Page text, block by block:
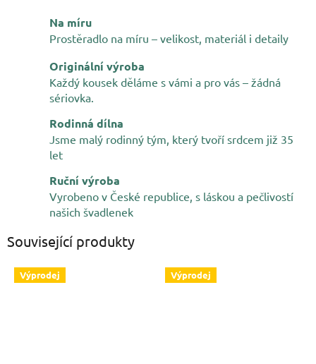
Na míru
Prostěradlo na míru – velikost, materiál i detaily
Originální výroba
Každý kousek děláme s vámi a pro vás – žádná
sériovka.
Rodinná dílna
Jsme malý rodinný tým, který tvoří srdcem již 35
let
Ruční výroba
Vyrobeno v České republice, s láskou a pečlivostí
našich švadlenek
Související produkty
Výprodej Výprodej